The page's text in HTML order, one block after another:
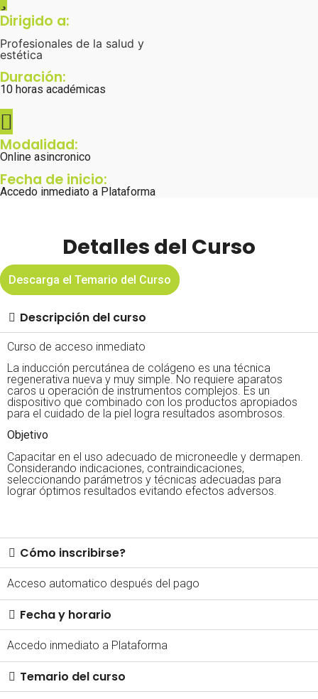
Dirigido a:
Profesionales de la salud y
estética
Duración:
10 horas académicas
Modalidad:
Online asincronico
Fecha de inicio:
Accedo inmediato a Plataforma
Detalles del Curso
Descarga el Temario del Curso
Descripción del curso
Curso de acceso inmediato
La inducción percutánea de colágeno es una técnica
regenerativa nueva y muy simple. No requiere aparatos
caros u operación de instrumentos complejos. Es un
dispositivo que combinado con los productos apropiados
para el cuidado de la piel logra resultados asombrosos.
Objetivo
Capacitar en el uso adecuado de microneedle y dermapen.
Considerando indicaciones, contraindicaciones,
seleccionando parámetros y técnicas adecuadas para
lograr óptimos resultados evitando efectos adversos.
Cómo inscribirse?
Acceso automatico después del pago
Fecha y horario
Accedo inmediato a Plataforma
Temario del curso